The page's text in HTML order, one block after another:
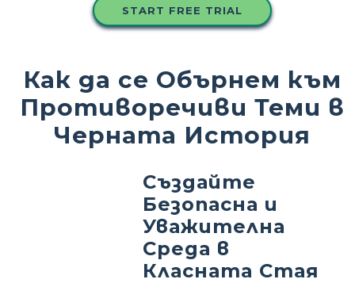
START FREE TRIAL
Как да се Обърнем към
Противоречиви Теми в
Черната История
Създайте
Безопасна и
Уважителна
Среда в
Класната Стая